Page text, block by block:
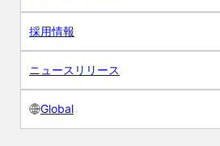
採用情報
ニュースリリース
Global